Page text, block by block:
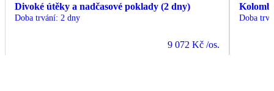
Divoké útěky a nadčasové poklady (2 dny)
Doba trvání: 2 dny
9 072 Kč /os.
Doba